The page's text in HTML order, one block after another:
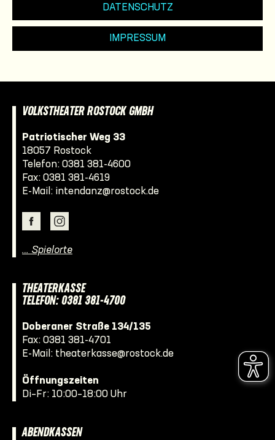
DATENSCHUTZ
IMPRESSUM
VOLKSTHEATER ROSTOCK GMBH
Patriotischer Weg 33
18057 Rostock
Telefon: 0381 381-4600
Fax: 0381 381-4619
E-Mail: intendanz@rostock.de
… Spielorte
THEATERKASSE
TELEFON: 0381 381-4700
Doberaner Straße 134/135
Fax: 0381 381-4701
E-Mail: theaterkasse@rostock.de
Öffnungszeiten
Di–Fr: 10:00–18:00 Uhr
ABENDKASSEN